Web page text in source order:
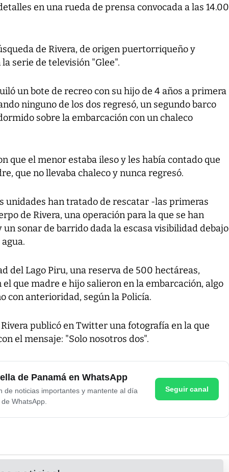
en una rueda de prensa convocada a las 14.00
de Rivera, de origen puertorriqueño y
serie de televisión "Glee".
un bote de recreo con su hijo de 4 años a primera
ninguno de los dos regresó, un segundo barco
sobre la embarcación con un chaleco
que el menor estaba ileso y les había contado que
que no llevaba chaleco y nunca regresó.
unidades han tratado de rescatar -las primeras
de Rivera, una operación para la que se han
sonar de barrido dada la escasa visibilidad debajo
del Lago Piru, una reserva de 500 hectáreas,
que madre e hijo salieron en la embarcación, algo
con anterioridad, según la Policía.
publicó en Twitter una fotografía en la que
el mensaje: "Solo nosotros dos".
de Panamá en WhatsApp
de noticias importantes y mantente al día
WhatsApp.
Seguir canal